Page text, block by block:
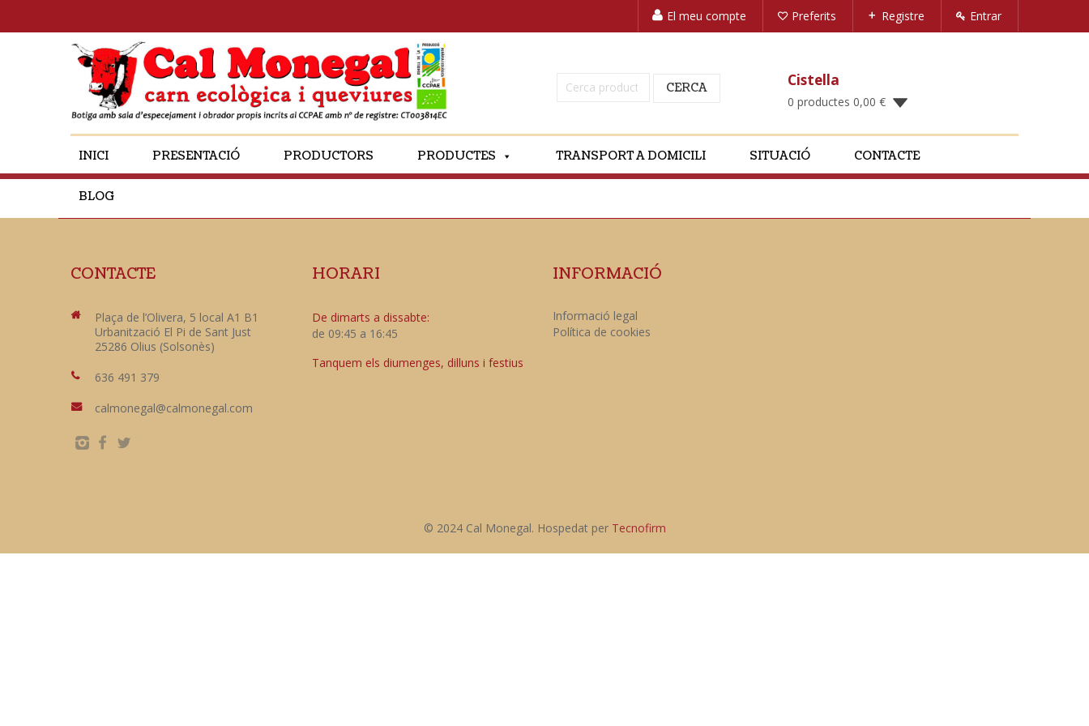
El meu compte Preferits Registre Entrar
Cerca: CERCA Cistella
0 productes 0,00 €
INICI PRESENTACIÓ PRODUCTORS PRODUCTES TRANSPORT A DOMICILI SITUACIÓ CONTACTE
BLOG
CONTACTE
Plaça de l’Olivera, 5 local A1 B1
Urbanització El Pi de Sant Just
25286 Olius (Solsonès)
636 491 379
calmonegal@calmonegal.com
HORARI
De dimarts a dissabte:
de 09:45 a 16:45
Tanquem els diumenges, dilluns i festius
INFORMACIÓ
Informació legal
Política de cookies
© 2024 Cal Monegal. Hospedat per Tecnofirm